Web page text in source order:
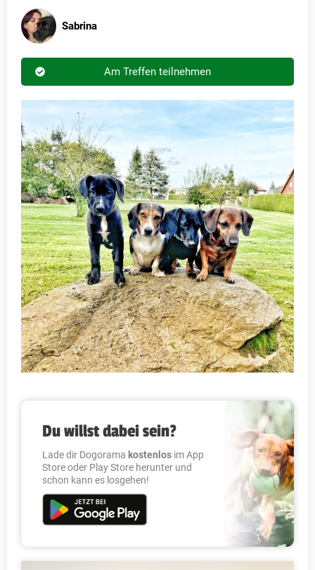
Sabrina
Am Treffen teilnehmen
Du willst dabei sein?
Lade dir Dogorama kostenlos im App
Store oder Play Store herunter und
schon kann es losgehen!